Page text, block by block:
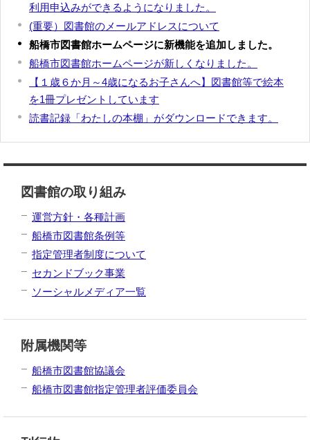
利用申込みができるようになりました。
(重要）図書館のメールアドレスについて
船橋市図書館ホームページに新機能を追加しました。
船橋市図書館ホームページが新しくなりました。
【１歳６か月～4歳になるお子さんへ】図書館等で絵本
を1冊プレゼントしています
読書記録「わたしの本棚」がダウンロードできます。
図書館の取り組み
運営方針・各種計画
船橋市図書館条例等
指定管理者制度について
セカンドブック事業
ソーシャルメディア一覧
附属機関等
船橋市図書館協議会
船橋市図書館指定管理者評価委員会